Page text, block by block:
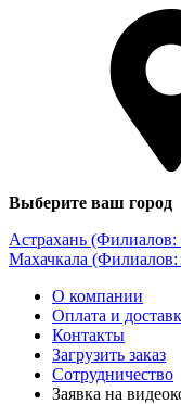
Выберите ваш город
Астрахань (Филиалов:
Махачкала (Филиалов:
О компании
Оплата и
Контакты
Загрузить заказ
Сотрудничество
Заявка на